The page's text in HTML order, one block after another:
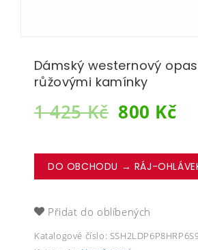
Dámský westernový
růžovými kamínky
1 425Kč 800 Kč
DO OBCHODU → RÁJ-
Přidat do oblíbených
Katalogové číslo: